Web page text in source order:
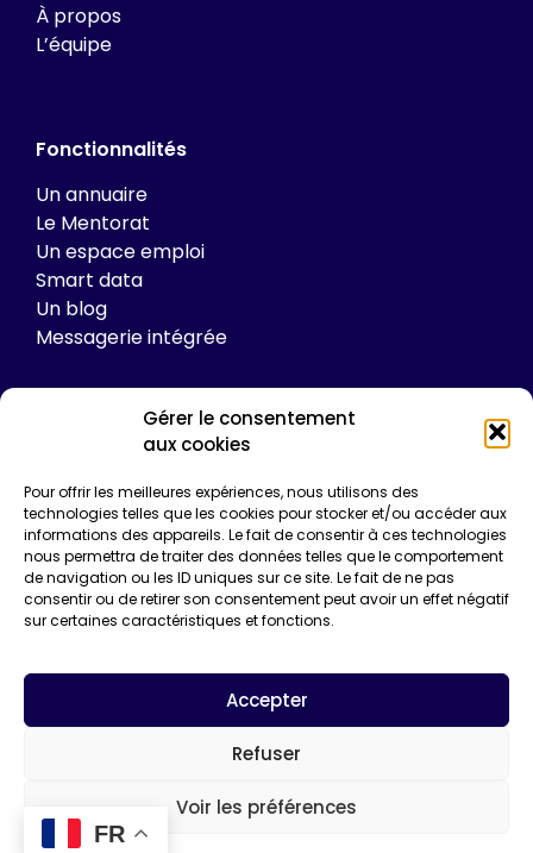
Gérer le consentement
aux cookies
Pour offrir les meilleures expériences, nous utilisons des
technologies telles que les cookies pour stocker et/ou accéder aux
informations des appareils. Le fait de consentir à ces technologies
nous permettra de traiter des données telles que le comportement
de navigation ou les ID uniques sur ce site. Le fait de ne pas
consentir ou de retirer son consentement peut avoir un effet négatif
sur certaines caractéristiques et fonctions.
Accepter
Refuser
Voir les préférences
À propos
L’équipe
Fonctionnalités
Un annuaire
Le Mentorat
Un espace emploi
Smart data
Un blog
Messagerie intégrée
Plateforme
Formations
Enquêtes de certification
Communication
Entreprise*
Email*
FR